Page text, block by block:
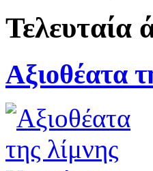
Τελευταία
Αξιοθέατα